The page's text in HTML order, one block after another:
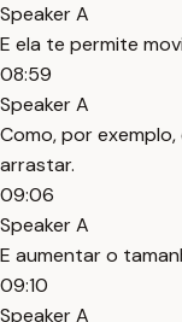
Speaker A
E ela te permite
08:59
Speaker A
Como, por
arrastar.
09:06
Speaker A
E aumentar o
09:10
Speaker A